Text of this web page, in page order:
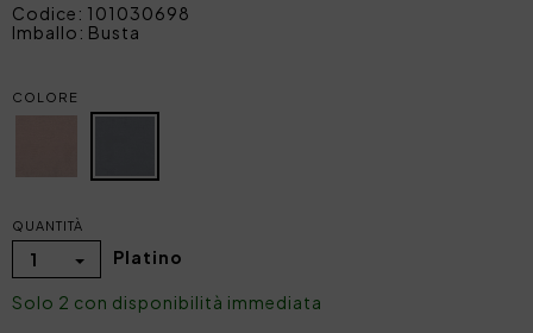
Codice: 101030698
Imballo: Busta
COLORE
QUANTITÀ
1 Platino
Solo 2 con disponibilità immediata